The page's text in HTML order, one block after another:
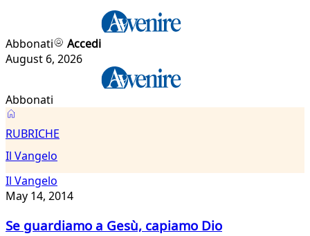
Abbonati
Accedi
August 6, 2026
Abbonati
Il
Vangelo
RUBRICHE
Il Vangelo
Il Vangelo
May 14, 2014
Se guardiamo a Gesù, capiamo Dio